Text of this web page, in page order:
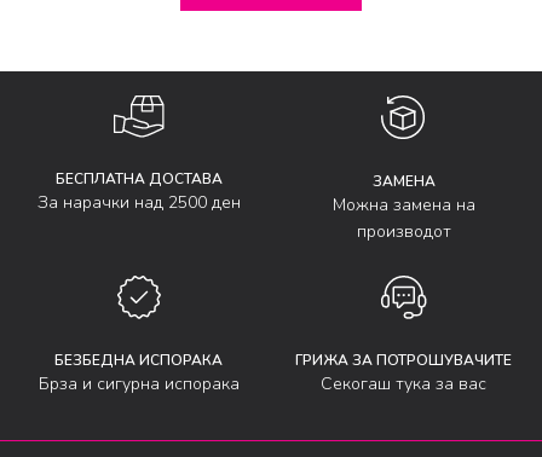
БЕСПЛАТНА ДОСТАВА
За нарачки над 2500 ден
ЗАМЕНА
Можна замена на
производот
БЕЗБЕДНА ИСПОРАКА
Брза и сигурна испорака
ГРИЖА ЗА ПОТРОШУВАЧИТЕ
Секогаш тука за вас